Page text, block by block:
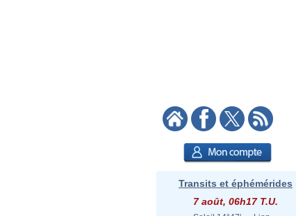
Transits et éphémérides
7 août, 06h17 T.U.